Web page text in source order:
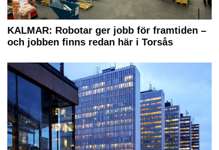
KALMAR: Robotar ger jobb för framtiden –
och jobben finns redan här i Torsås